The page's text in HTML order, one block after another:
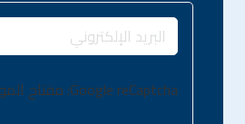
Google reCaptcha: مفتاح الموقع غير صالح.